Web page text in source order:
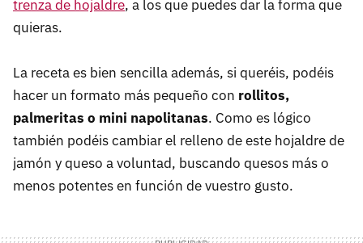
trenza de hojaldre, a los que puedes dar la forma que
quieras.
La receta es bien sencilla además, si queréis, podéis
hacer un formato más pequeño con rollitos,
palmeritas o mini napolitanas. Como es lógico
también podéis cambiar el relleno de este hojaldre de
jamón y queso a voluntad, buscando quesos más o
menos potentes en función de vuestro gusto.